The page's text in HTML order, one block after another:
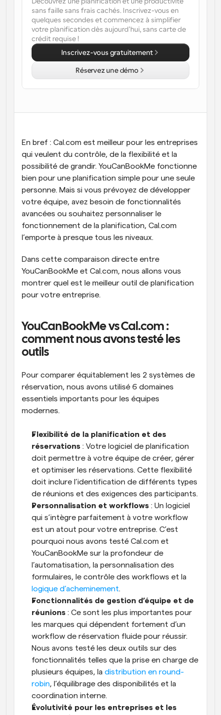
Programmation surpuissante avec des appels
alimentés par l'IA
Flux de travail
Automatiser la planification et les rappels
Blog
Restez à jour avec les dernières nouvelles et mises à
jour
Réunions instantanées
Webhooks
Soyez informé lorsque quelque chose se passe
En bref : Cal.com est meilleur pour les entreprises
qui veulent du contrôle, de la flexibilité et la
possibilité de grandir. YouCanBookMe fonctionne
bien pour une planification simple pour une seule
personne. Mais si vous prévoyez de développer
votre équipe, avez besoin de fonctionnalités
avancées ou souhaitez personnaliser le
fonctionnement de la planification, Cal.com
l’emporte à presque tous les niveaux.
Dans cette comparaison directe entre
YouCanBookMe et Cal.com, nous allons vous
montrer quel est le meilleur outil de planification
pour votre entreprise.
YouCanBookMe vs Cal.com :
comment nous avons testé les
outils
Pour comparer équitablement les 2 systèmes de
réservation, nous avons utilisé 6 domaines
essentiels importants pour les équipes
modernes.
Flexibilité de la planification et des
réservations : Votre logiciel de planification
doit permettre à votre équipe de créer, gérer
et optimiser les réservations. Cette flexibilité
doit inclure l’identification de différents types
de réunions et des exigences des participants.
Personnalisation et workflows : Un logiciel
qui s’intègre parfaitement à votre workflow
est un atout pour votre entreprise. C’est
pourquoi nous avons testé Cal.com et
YouCanBookMe sur la profondeur de
l’automatisation, la personnalisation des
logique d’acheminement.
Fonctionnalités de gestion d’équipe et de
réunions : Ce sont les plus importantes pour
les marques qui dépendent fortement d’un
workflow de réservation fluide pour réussir.
Nous avons testé les deux outils sur des
fonctionnalités telles que la prise en charge de
plusieurs équipes, la distribution en round-
robin, l’équilibrage des disponibilités et la
coordination interne.
Évolutivité pour les entreprises et les
sans faille sans frais cachés. Inscrivez-vous en
quelques secondes et commencez à simplifier
votre planification dès aujourd'hui, sans carte de
crédit requise !
Inscrivez-vous gratuitement
Réservez une démo